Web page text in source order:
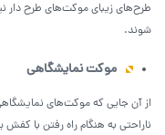
طرح‌های زیبای موکت‌های طرح دار
شوند.
موکت نمایشگاهی
از آن جایی که موکت‌های
ناراحتی به هنگام راه رفتن با